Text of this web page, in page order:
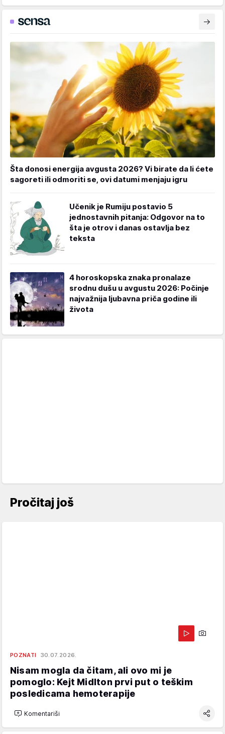
Šta donosi energija avgusta 2026? Vi birate da li ćete
sagoreti ili odmoriti se, ovi datumi menjaju igru
Učenik je Rumiju postavio 5
jednostavnih pitanja: Odgovor na to
šta je otrov i danas ostavlja bez
teksta
4 horoskopska znaka pronalaze
srodnu dušu u avgustu 2026: Počinje
najvažnija ljubavna priča godine ili
života
Pročitaj još
POZNATI 30.07.2026.
Nisam mogla da čitam, ali ovo mi je
pomoglo: Kejt Midlton prvi put o teškim
posledicama hemoterapije
Komentariši